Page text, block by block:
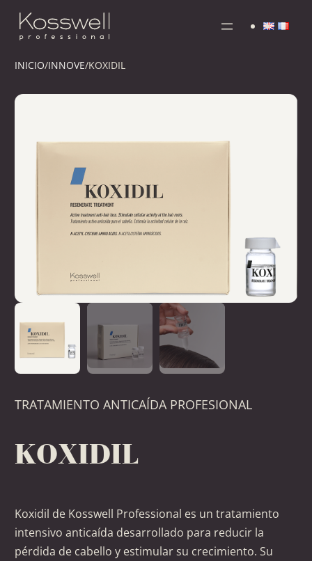
INICIO/INNOVE/KOXIDIL
TRATAMIENTO ANTICAÍDA PROFESIONAL
KOXIDIL
Koxidil de Kosswell Professional es un tratamiento
intensivo anticaída desarrollado para reducir la
pérdida de cabello y estimular su crecimiento. Su